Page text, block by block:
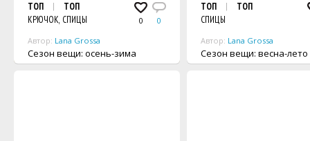
0 0
ТОП
ТОП
КРЮЧОК, СПИЦЫ
Автор: Lana Grossa
Сезон вещи: осень-зима
ТОП
ТОП
СПИЦЫ
Автор: Lana Grossa
Сезон вещи: весна-лето